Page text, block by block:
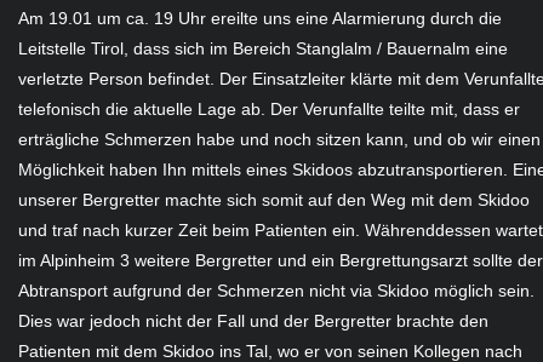
Am 19.01 um ca. 19 Uhr ereilte uns eine Alarmierung durch die
Leitstelle Tirol, dass sich im Bereich Stanglalm / Bauernalm eine
verletzte Person befindet. Der Einsatzleiter klärte mit dem
telefonisch die aktuelle Lage ab. Der Verunfallte teilte mit, dass er
erträgliche Schmerzen habe und noch sitzen kann, und ob wir einen
Möglichkeit haben Ihn mittels eines Skidoos abzutransportieren.
unserer Bergretter machte sich somit auf den Weg mit dem Skidoo
und traf nach kurzer Zeit beim Patienten ein. Währenddessen wartet
im Alpinheim 3 weitere Bergretter und ein Bergrettungsarzt sollte der
Abtransport aufgrund der Schmerzen nicht via Skidoo möglich sein.
Dies war jedoch nicht der Fall und der Bergretter brachte den
Patienten mit dem Skidoo ins Tal, wo er von seinen Kollegen nach